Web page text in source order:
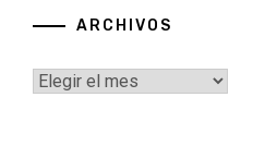
ARCHIVOS
Archivos